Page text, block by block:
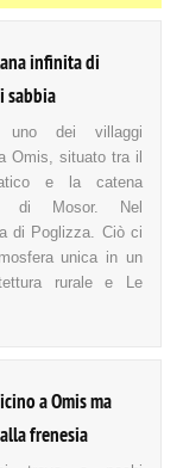
infinita di
sabbia
dei villaggi
Omis, situato tra il
e la catena
di Mosor. Nel
di Poglizza. Ciò ci
unica in un
rurale e Le
a Omis ma
frenesia